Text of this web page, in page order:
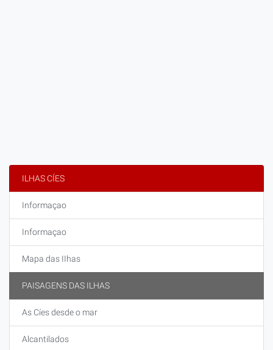
ILHAS CÍES
Informaçao
Informaçao
Mapa das IIhas
PAISAGENS DAS ILHAS
As Cíes desde o mar
Alcantilados